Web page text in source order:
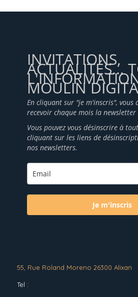
INVITATIONS,
ACTUALITÉS...
MOULIN
En cliquant sur "je m'inscris", vous
recevoir chaque mois la
Vous pouvez vous désinscrire à
cliquant sur les liens de
nos newsletters.
Je m'inscris
55, Rue Roland Moreno 26300 Alixan
Tel :